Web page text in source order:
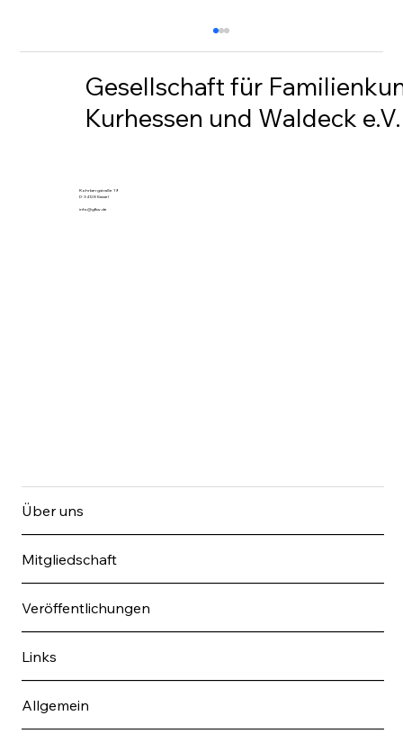
Gesellschaft für
Kurhessen und Waldeck e.V.
Rohrbergstraße 19
D-34128 Kassel
info@gfkw.de
Über uns
Mitgliedschaft
Veröffentlichungen
Links
Allgemein